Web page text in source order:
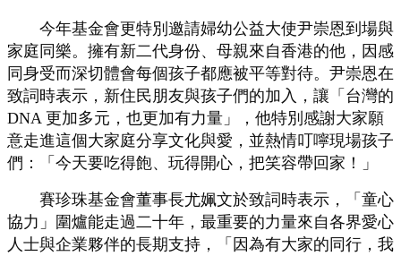
今年基金會更特別邀請婦幼公益大使尹崇恩到場與
家庭同樂。擁有新二代身份、母親來自香港的他，因感
同身受而深切體會每個孩子都應被平等對待。尹崇恩在
致詞時表示，新住民朋友與孩子們的加入，讓「台灣的
DNA 更加多元，也更加有力量」，他特別感謝大家願
意走進這個大家庭分享文化與愛，並熱情叮嚀現場孩子
們：「今天要吃得飽、玩得開心，把笑容帶回家！」
賽珍珠基金會董事長尤姵文於致詞時表示，「童心
協力」圍爐能走過二十年，最重要的力量來自各界愛心
人士與企業夥伴的長期支持，「因為有大家的同行，我